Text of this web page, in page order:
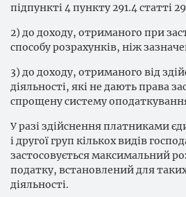
підпункті 4 пункту 291.4 статті
2) до доходу, отриманого при
способу розрахунків, ніж
3) до доходу, отриманого від
діяльності, які не дають права
спрощену систему
У разі здійснення платниками
і другої груп кількох видів
застосовується максимальний
податку, встановлений для
діяльності.